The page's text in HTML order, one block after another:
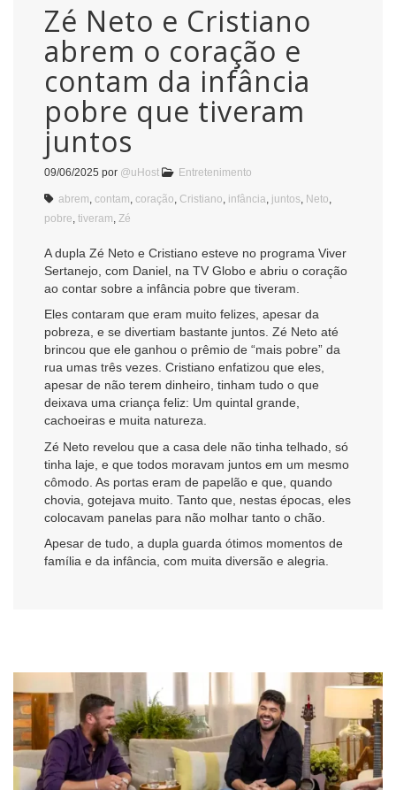
Zé Neto e Cristiano
abrem o coração e
contam da infância
pobre que tiveram
juntos
09/06/2025 por @uHost Entretenimento
abrem contam coração Cristiano infância juntos Neto
pobre tiveram Zé
A dupla Zé Neto e Cristiano esteve no programa Viver
Sertanejo, com Daniel, na TV Globo e abriu o coração
ao contar sobre a infância pobre que tiveram.
Eles contaram que eram muito felizes, apesar da
pobreza, e se divertiam bastante juntos. Zé Neto até
brincou que ele ganhou o prêmio de “mais pobre” da
rua umas três vezes. Cristiano enfatizou que eles,
apesar de não terem dinheiro, tinham tudo o que
deixava uma criança feliz: Um quintal grande,
cachoeiras e muita natureza.
Zé Neto revelou que a casa dele não tinha telhado, só
tinha laje, e que todos moravam juntos em um mesmo
cômodo. As portas eram de papelão e que, quando
chovia, gotejava muito. Tanto que, nestas épocas, eles
colocavam panelas para não molhar tanto o chão.
Apesar de tudo, a dupla guarda ótimos momentos de
família e da infância, com muita diversão e alegria.